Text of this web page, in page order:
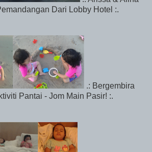
Dari Lobby Hotel :.
.: Bergembira
Pantai - Jom Main Pasir! :.